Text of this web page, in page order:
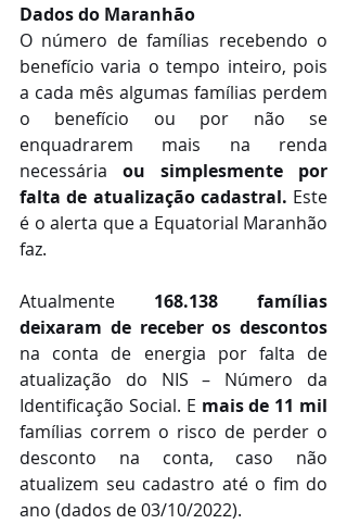
Dados do Maranhão
O número de famílias recebendo o
benefício varia o tempo inteiro, pois
a cada mês algumas famílias perdem
o benefício ou por não se
enquadrarem mais na renda
necessária ou simplesmente por
falta de atualização cadastral. Este
é o alerta que a Equatorial Maranhão
faz.
Atualmente 168.138 famílias
deixaram de receber os descontos
na conta de energia por falta de
atualização do NIS – Número da
Identificação Social. E mais de 11 mil
famílias correm o risco de perder o
desconto na conta, caso não
atualizem seu cadastro até o fim do
ano (dados de 03/10/2022).